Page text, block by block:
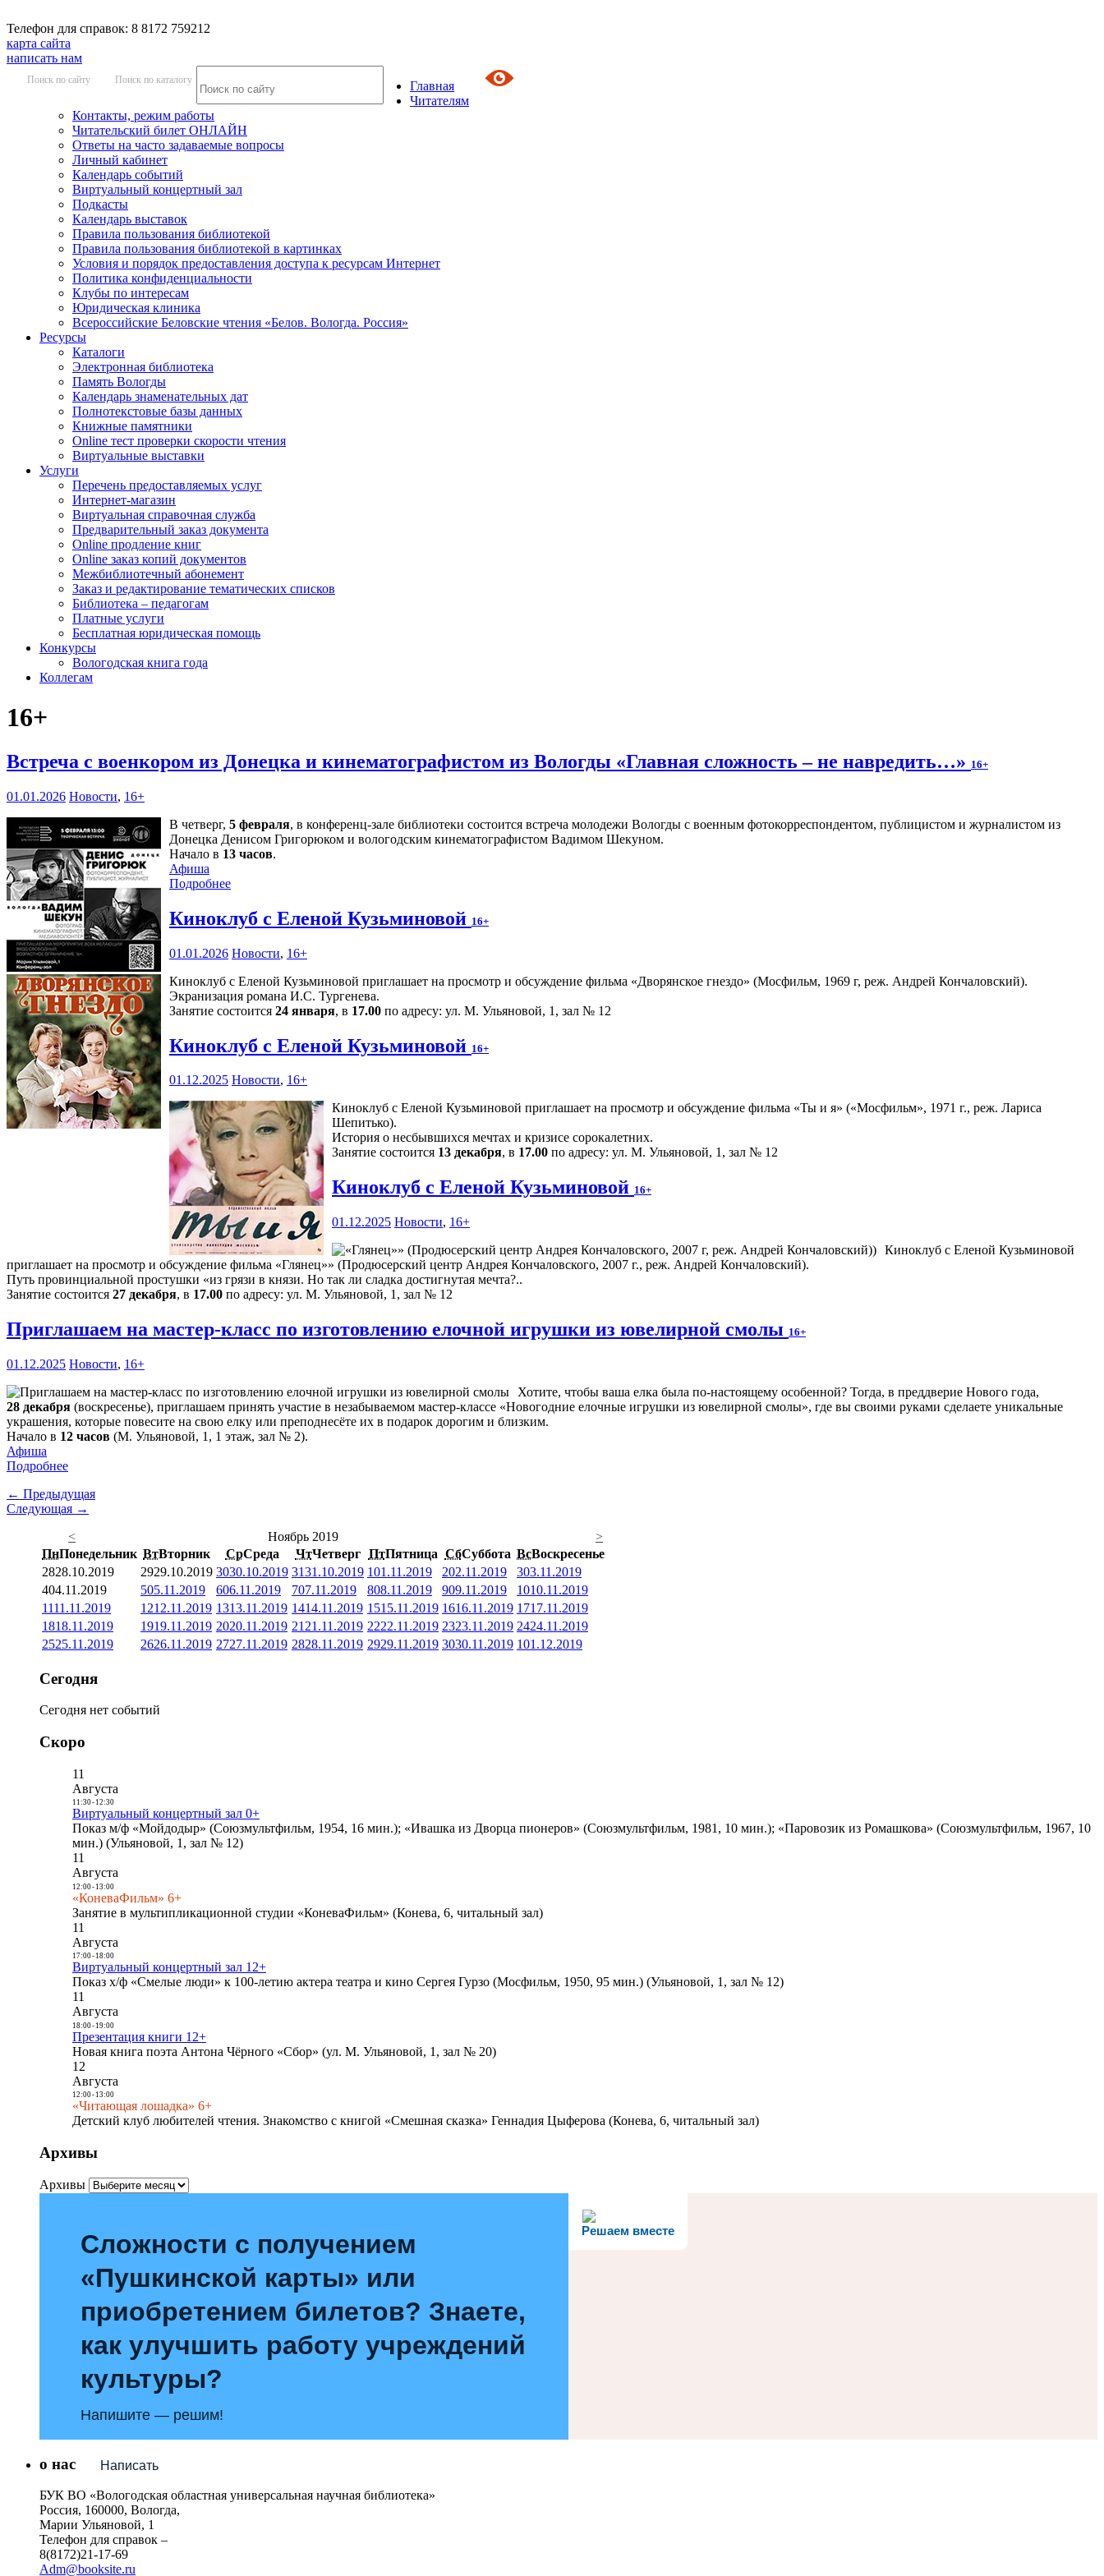
Телефон для справок: 8 8172 759212
карта сайта
написать нам
Поиск по сайту Поиск по каталогу
Главная
Читателям
Контакты, режим работы
Читательский билет ОНЛАЙН
Ответы на часто задаваемые вопросы
Личный кабинет
Календарь событий
Виртуальный концертный зал
Подкасты
Календарь выставок
Правила пользования библиотекой
Правила пользования библиотекой в картинках
Условия и порядок предоставления доступа к ресурсам Интернет
Политика конфиденциальности
Клубы по интересам
Юридическая клиника
Всероссийские Беловские чтения «Белов. Вологда. Россия»
Ресурсы
Каталоги
Электронная библиотека
Память Вологды
Календарь знаменательных дат
Полнотекстовые базы данных
Книжные памятники
Online тест проверки скорости чтения
Виртуальные выставки
Услуги
Перечень предоставляемых услуг
Интернет-магазин
Виртуальная справочная служба
Предварительный заказ документа
Online продление книг
Online заказ копий документов
Межбиблиотечный абонемент
Заказ и редактирование тематических списков
Библиотека – педагогам
Платные услуги
Бесплатная юридическая помощь
Конкурсы
Вологодская книга года
Коллегам
16+
Встреча с военкором из Донецка и кинематографистом из Вологды «Главная сложность – не навредить…» 16+
01.01.2026 Новости, 16+
В четверг, 5 февраля, в конференц-зале библиотеки состоится встреча молодежи Вологды с военным фотокорреспондентом, публицистом и журналистом из
Донецка Денисом Григорюком и вологодским кинематографистом Вадимом Шекуном.
Начало в 13 часов.
Афиша
Подробнее
Киноклуб с Еленой Кузьминовой 16+
01.01.2026 Новости, 16+
Киноклуб с Еленой Кузьминовой приглашает на просмотр и обсуждение фильма «Дворянское гнездо» (Мосфильм, 1969 г, реж. Андрей Кончаловский).
Экранизация романа И.С. Тургенева.
Занятие состоится 24 января, в 17.00 по адресу: ул. М. Ульяновой, 1, зал № 12
Киноклуб с Еленой Кузьминовой 16+
01.12.2025 Новости, 16+
Киноклуб с Еленой Кузьминовой приглашает на просмотр и обсуждение фильма «Ты и я» («Мосфильм», 1971 г., реж. Лариса
Шепитько).
История о несбывшихся мечтах и кризисе сорокалетних.
Занятие состоится 13 декабря, в 17.00 по адресу: ул. М. Ульяновой, 1, зал № 12
Киноклуб с Еленой Кузьминовой 16+
01.12.2025 Новости, 16+
Киноклуб с Еленой Кузьминовой
приглашает на просмотр и обсуждение фильма «Глянец»» (Продюсерский центр Андрея Кончаловского, 2007 г., реж. Андрей Кончаловский).
Путь провинциальной простушки «из грязи в князи. Но так ли сладка достигнутая мечта?..
Занятие состоится 27 декабря, в 17.00 по адресу: ул. М. Ульяновой, 1, зал № 12
Приглашаем на мастер-класс по изготовлению елочной игрушки из ювелирной смолы 16+
01.12.2025 Новости, 16+
Хотите, чтобы ваша елка была по-настоящему особенной? Тогда, в преддверие Нового года,
28 декабря (воскресенье), приглашаем принять участие в незабываемом мастер-классе «Новогодние елочные игрушки из ювелирной смолы», где вы своими руками сделаете уникальные
украшения, которые повесите на свою елку или преподнесёте их в подарок дорогим и близким.
Начало в 12 часов (М. Ульяновой, 1, 1 этаж, зал № 2).
Афиша
Подробнее
← Предыдущая
Следующая →
<
Ноябрь 2019
>
ПнПонедельник ВтВторник СрСреда ЧтЧетверг ПтПятница СбСуббота ВсВоскресенье
2828.10.2019 2929.10.2019 3030.10.2019 3131.10.2019 101.11.2019 202.11.2019 303.11.2019
404.11.2019 505.11.2019 606.11.2019 707.11.2019 808.11.2019 909.11.2019 1010.11.2019
1111.11.2019 1212.11.2019 1313.11.2019 1414.11.2019 1515.11.2019 1616.11.2019 1717.11.2019
1818.11.2019 1919.11.2019 2020.11.2019 21 21.11.2019 2222.11.2019 2323.11.2019 2424.11.2019
2525.11.2019 2626.11.2019 2727.11.2019 2828.11.2019 2929.11.2019 3030.11.2019 101.12.2019
Сегодня
Сегодня нет событий
Скоро
11
Августа
11:30- 12:30
Виртуальный концертный зал 0+
Показ м/ф «Мойдодыр» (Союзмультфильм, 1954, 16 мин.); «Ивашка из Дворца пионеров» (Союзмультфильм, 1981, 10 мин.); «Паровозик из Ромашкова» (Союзмультфильм, 1967, 10
мин.) (Ульяновой, 1, зал № 12)
11
Августа
12:00- 13:00
«КоневаФильм» 6+
Занятие в мультипликационной студии «КоневаФильм» (Конева, 6, читальный зал)
11
Августа
17:00- 18:00
Виртуальный концертный зал 12+
Показ х/ф «Смелые люди» к 100-летию актера театра и кино Сергея Гурзо (Мосфильм, 1950, 95 мин.) (Ульяновой, 1, зал № 12)
11
Августа
18:00- 19:00
Презентация книги 12+
Новая книга поэта Антона Чёрного «Сбор» (ул. М. Ульяновой, 1, зал № 20)
12
Августа
12:00- 13:00
«Читающая лошадка» 6+
Детский клуб любителей чтения. Знакомство с книгой «Смешная сказка» Геннадия Цыферова (Конева, 6, читальный зал)
Архивы
Архивы
Решаем вместе
Сложности с получением
«Пушкинской карты» или
приобретением билетов? Знаете,
как улучшить работу учреждений
культуры?
Напишите — решим!
Написать
о нас
БУК ВО «Вологодская областная универсальная научная библиотека»
Россия, 160000, Вологда,
Марии Ульяновой, 1
Телефон для справок –
8(8172)21-17-69
Adm@booksite.ru